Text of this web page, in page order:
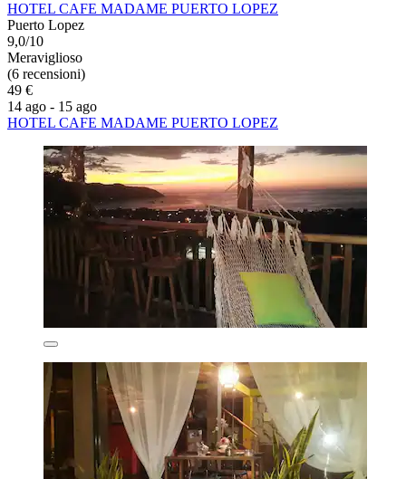
HOTEL CAFE MADAME PUERTO LOPEZ
Puerto Lopez
9,0/10
Meraviglioso
(6 recensioni)
49 €
14 ago - 15 ago
HOTEL CAFE MADAME PUERTO LOPEZ